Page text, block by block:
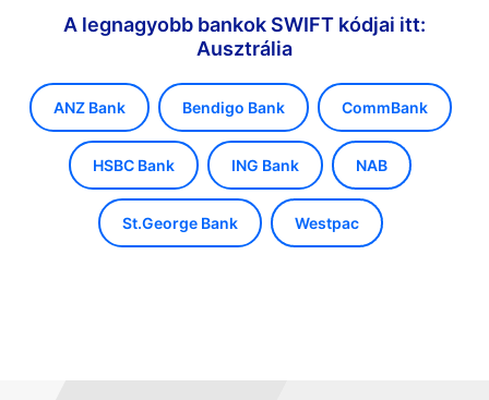
A legnagyobb bankok SWIFT kódjai itt:
Ausztrália
ANZ Bank Bendigo Bank CommBank
HSBC Bank ING Bank NAB
St.George Bank Westpac